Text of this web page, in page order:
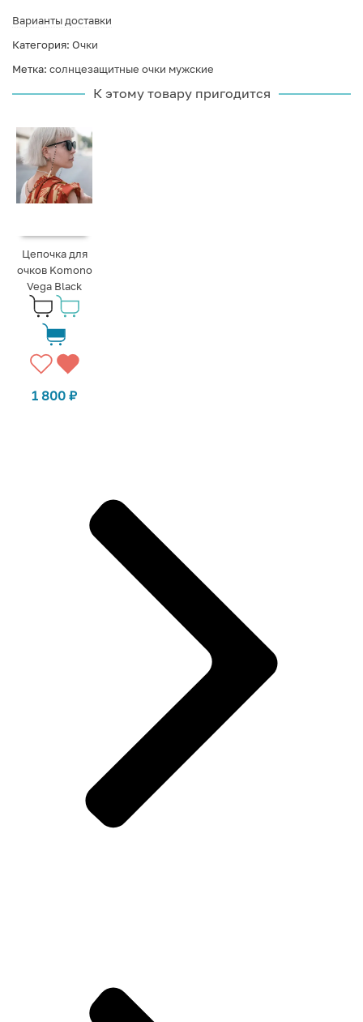
Варианты доставки
Категория: Очки
Метка: солнцезащитные очки мужские
К этому товару пригодится
Цепочка для
очков Komono
Vega Black
1 800₽